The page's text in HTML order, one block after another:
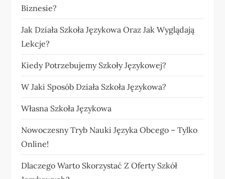
Biznesie?
Jak Działa Szkoła Językowa Oraz Jak Wyglądają
Lekcje?
Kiedy Potrzebujemy Szkoły Językowej?
W Jaki Sposób Działa Szkoła Językowa?
Własna Szkoła Językowa
Nowoczesny Tryb Nauki Języka Obcego – Tylko
Online!
Dlaczego Warto Skorzystać Z Oferty Szkół